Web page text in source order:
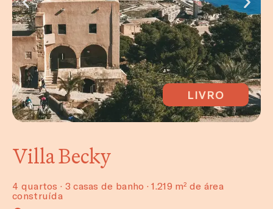
LIVRO
Villa Becky
4 quartos · 3 casas de banho · 1.219 m² de área
construída